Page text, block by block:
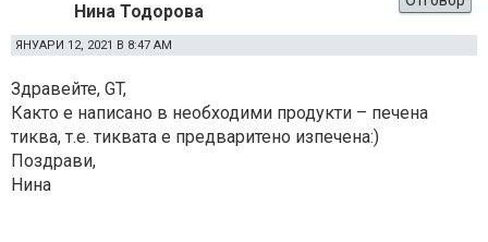
Нина Тодорова
ЯНУАРИ 12, 2021 В 8:47 AM
Здравейте, GT,
Както е написано в необходими продукти – печена
тиква, т.е. тиквата е предваритено изпечена:)
Поздрави,
Нина